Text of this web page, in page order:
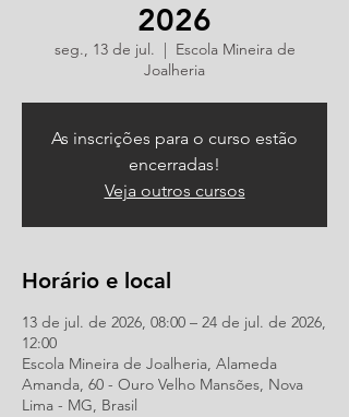
2026
seg., 13 de jul.
  |
Escola Mineira de
Joalheria
As inscrições para o curso estão
encerradas!
Veja outros cursos
Horário e local
13 de jul. de 2026, 08:00 – 24 de jul. de 2026,
12:00
Escola Mineira de Joalheria, Alameda
Amanda, 60 - Ouro Velho Mansões, Nova
Lima - MG, Brasil